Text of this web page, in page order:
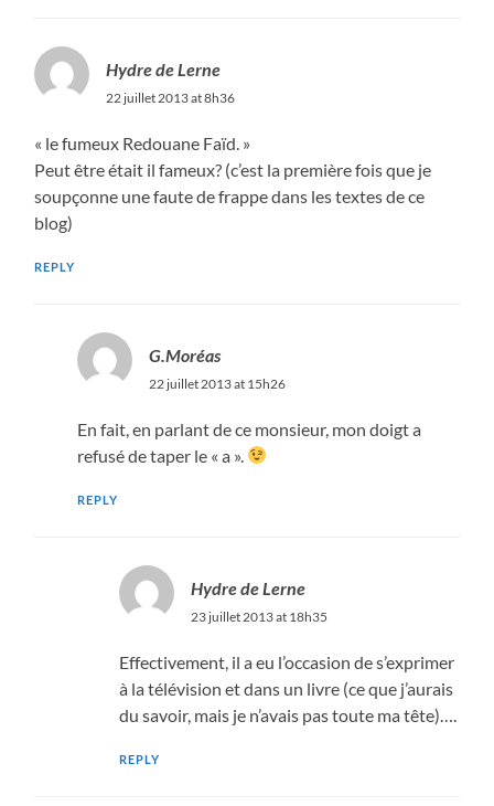
Hydre de Lerne
22 juillet 2013 at 8h36
« le fumeux Redouane Faïd. »
Peut être était il fameux? (c’est la première fois que je
soupçonne une faute de frappe dans les textes de ce
blog)
REPLY
G.Moréas
22 juillet 2013 at 15h26
En fait, en parlant de ce monsieur, mon doigt a
refusé de taper le « a ».
REPLY
Hydre de Lerne
23 juillet 2013 at 18h35
Effectivement, il a eu l’occasion de s’exprimer
à la télévision et dans un livre (ce que j’aurais
du savoir, mais je n’avais pas toute ma tête)….
REPLY